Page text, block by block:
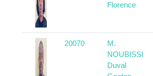
Florence
20070
M.
NOUBISSI
Duval